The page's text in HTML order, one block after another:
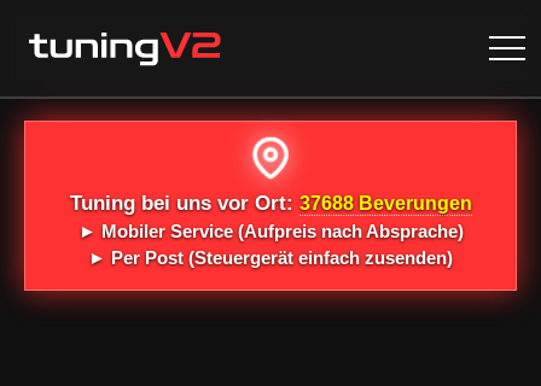
Tuning bei uns vor Ort: 37688 Beverungen
► Mobiler Service(Aufpreis nach Absprache)
►Per Post(Steuergerät einfach zusenden)